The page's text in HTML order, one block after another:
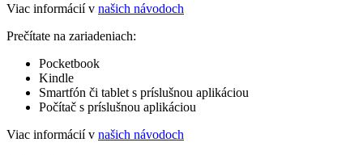
Viac informácií v našich návodoch
Prečítate na zariadeniach:
Pocketbook
Kindle
Smartfón či tablet s príslušnou aplikáciou
Počítač s príslušnou aplikáciou
Viac informácií v našich návodoch